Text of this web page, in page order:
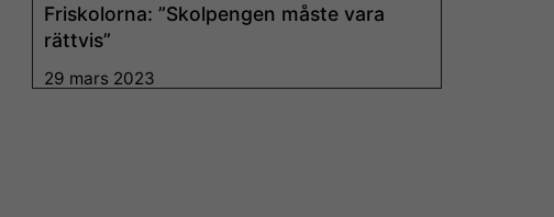
Friskolorna: ”Skolpengen måste vara
rättvis”
29 mars 2023